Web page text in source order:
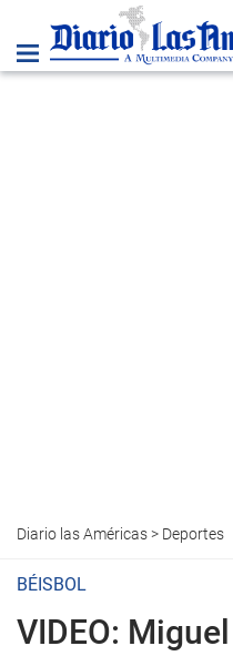
Diario las Américas> Deportes
BÉISBOL
VIDEO: